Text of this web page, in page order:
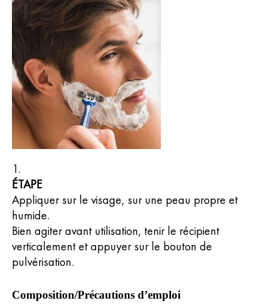
ÉTAPE
Appliquer sur le visage, sur une peau propre et
humide.
Bien agiter avant utilisation, tenir le récipient
verticalement et appuyer sur le bouton de
pulvérisation.
Composition/Précautions d’emploi